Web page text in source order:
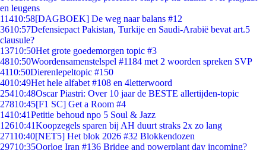
en leugens
11410:58[DAGBOEK] De weg naar balans #12
3610:57Defensiepact Pakistan, Turkije en Saudi-Arabië bevat art.5
clausule?
13710:50Het grote goedemorgen topic #3
4810:50Woordensamenstelspel #1184 met 2 woorden spreken SVP
4110:50Dierenlepeltopic #150
4010:49Het hele alfabet #108 en 4letterwoord
25410:48Oscar Piastri: Over 10 jaar de BESTE allertijden-topic
27810:45[F1 SC] Get a Room #4
1410:41Petitie behoud npo 5 Soul & Jazz
12610:41Koopzegels sparen bij AH duurt straks 2x zo lang
27110:40[NET5] Het blok 2026 #32 Blokkendozen
29710:35Oorlog Iran #136 Bridge and powerplant day incoming?